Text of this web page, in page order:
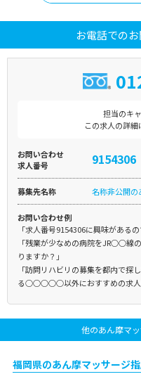
お電話での
担当のキ
この求人の詳
お問い合わせ
求人番号
9154306
募集先名称 名称非公開の
お問い合わせ例
「求人番号9154306に興味がある
「残業が少なめの病院をJR○○線
りますか？」
「訪問リハビリの募集を都内で探
る○○○○○以外におすすめの求人
他のあん摩マ
福岡県のあん摩マッサージ